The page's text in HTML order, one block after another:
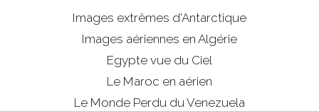
Images extrêmes d'Antarctique
Images aériennes en Algérie
Egypte vue du Ciel
Le Maroc en aérien
Le Monde Perdu du Venezuela